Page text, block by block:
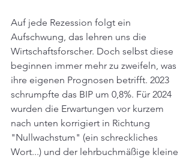
Auf jede Rezession folgt ein
Aufschwung, das lehren uns die
Wirtschaftsforscher. Doch selbst diese
beginnen immer mehr zu zweifeln, was
ihre eigenen Prognosen betrifft. 2023
schrumpfte das BIP um 0,8%. Für 2024
wurden die Erwartungen vor kurzem
nach unten korrigiert in Richtung
"Nullwachstum" (ein schreckliches
Wort...) und der lehrbuchmäßige kleine